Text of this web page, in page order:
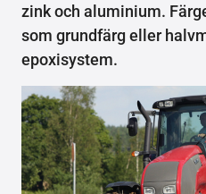
zink och aluminium.
som grundfärg eller
epoxisystem.